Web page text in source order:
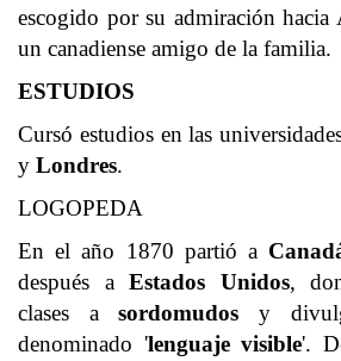
escogido por su admiración hacia
un canadiense amigo de la familia.
ESTUDIOS
Cursó estudios en las
y Londres.
LOGOPEDA
En el año 1870 partió a
después a Estados Unidos,
clases asordomudos y
denominado 'lenguaje visible'.